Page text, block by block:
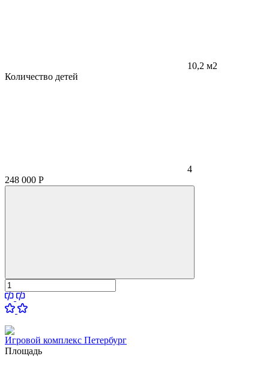
10,2 м2
Количество детей
4
248 000 Р
Игровой комплекс Петербург
Площадь